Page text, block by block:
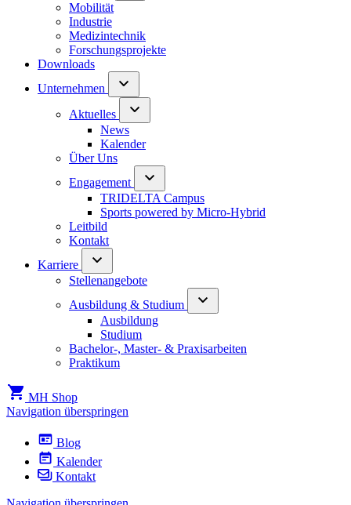
Mobilität
Industrie
Medizintechnik
Forschungsprojekte
Downloads
Unternehmen
Aktuelles
News
Kalender
Über Uns
Engagement
TRIDELTA Campus
Sports powered by Micro-Hybrid
Leitbild
Kontakt
Karriere
Stellenangebote
Ausbildung & Studium
Ausbildung
Studium
Bachelor-, Master- & Praxisarbeiten
Praktikum
MH Shop
Navigation überspringen
Blog
Kalender
Kontakt